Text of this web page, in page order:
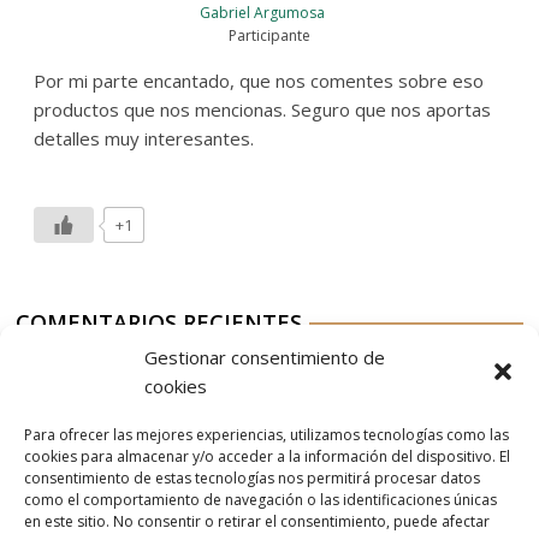
Gestionar consentimiento de
cookies
Para ofrecer las mejores experiencias, utilizamos tecnologías como las
cookies para almacenar y/o acceder a la información del dispositivo. El
consentimiento de estas tecnologías nos permitirá procesar datos
como el comportamiento de navegación o las identificaciones únicas
en este sitio. No consentir o retirar el consentimiento, puede afectar
Gabriel Argumosa
Participante
Por mi parte encantado, que nos comentes sobre eso
productos que nos mencionas. Seguro que nos aportas
detalles muy interesantes.
+1
COMENTARIOS RECIENTES
Nordés Vermouth Rojo
Aurelio G-MenNordés Vermouth Rojo
AitorenNordés Vermouth Rojo
Aurelio G-M en Nordés Vermouth Rojo